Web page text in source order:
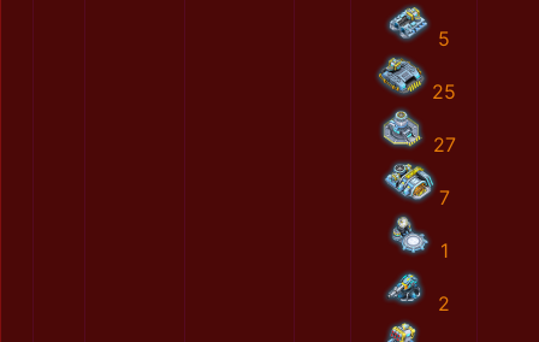
5
25
27
7
1
2